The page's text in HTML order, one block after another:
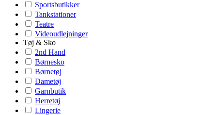
Sportsbutikker
Tankstationer
Teatre
Videoudlejninger
Tøj & Sko
2nd Hand
Børnesko
Børnetøj
Dametøj
Garnbutik
Herretøj
Lingerie